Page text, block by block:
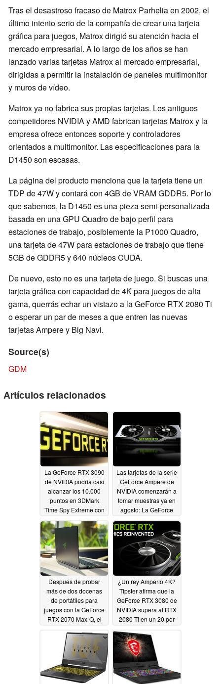
Tras el desastroso fracaso de Matrox Parhelia en 2002, el
último intento serio de la compañía de crear una tarjeta
gráfica para juegos, Matrox dirigió su atención hacia el
mercado empresarial. A lo largo de los años se han
lanzado varias tarjetas Matrox al mercado empresarial,
dirigidas a permitir la instalación de paneles multimonitor
y muros de vídeo.
Matrox ya no fabrica sus propias tarjetas. Los antiguos
competidores NVIDIA y AMD fabrican tarjetas Matrox y la
empresa ofrece entonces soporte y controladores
orientados a multimonitor. Las especificaciones para la
D1450 son escasas.
La página del producto menciona que la tarjeta tiene un
TDP de 47W y contará con 4GB de VRAM GDDR5. Por lo
que sabemos, la D1450 es una pieza semi-personalizada
basada en una GPU Quadro de bajo perfil para
estaciones de trabajo, posiblemente la P1000 Quadro,
una tarjeta de 47W para estaciones de trabajo que tiene
5GB de GDDR5 y 640 núcleos CUDA.
De nuevo, esto no es una tarjeta de juego. Si buscas una
tarjeta gráfica con capacidad de 4K para juegos de alta
gama, querrás echar un vistazo a la GeForce RTX 2080 Ti
o esperar un par de meses a que entren las nuevas
tarjetas Ampere y Big Navi.
Source(s)
GDM
Artículos relacionados
La GeForce RTX 3090
de NVIDIA podría casi
alcanzar los 10.000
puntos en 3DMark
Time Spy Extreme con
mejoras de
rendimiento superiores
al 50% respecto al
RTX 2080 Ti07/31/2020
Las tarjetas de la serie
GeForce Ampere de
NVIDIA comenzarán a
tomar muestras ya en
agosto: La GeForce
RTX 3080 Ti podría
estar en manos del
usuario antes que la
PlayStation 5 y la Xbox
Series X07/30/2020
Después de probar
más de dos docenas
de portátiles para
juegos con la GeForce
RTX 2070 Max-Q, el
17 resulta ser el más
rápido de todos.
07/26/2020
¿Un rey Amperio 4K?
Tipster afirma que la
GeForce RTX 3080 de
NVIDIA supera al RTX
2080 Ti en un 20 por
que la verdaderamente
monstruosa GeForce
RTX 3080 Ti
07/22/2020